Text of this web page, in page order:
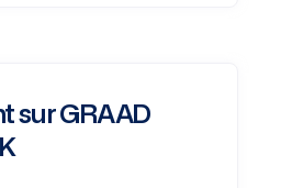
sur GRAAD